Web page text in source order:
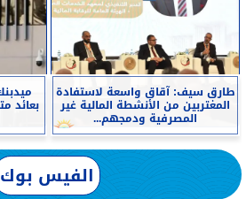
طارق سيف: آقاق واسعة لاستفادة
المغتربين من الأنشطة المالية غير
المصرفية ودمجهم...
الفيس بوك